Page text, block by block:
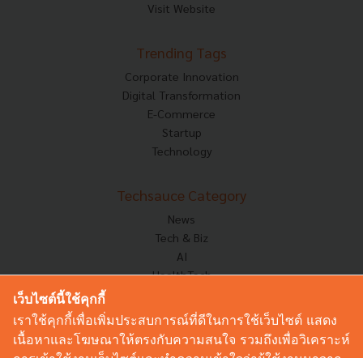
Visit Website
Trending Tags
Corporate Innovation
Digital Transformation
E-Commerce
Startup
Technology
Techsauce Category
News
Tech & Biz
AI
HealthTech
Corp Innov
Saucy Thoughts
Based On
เว็บไซต์นี้ใช้คุกกี้
เราใช้คุกกี้เพื่อเพิ่มประสบการณ์ที่ดีในการใช้เว็บไซต์ แสดง
เนื้อหาและโฆษณาให้ตรงกับความสนใจ รวมถึงเพื่อวิเคราะห์